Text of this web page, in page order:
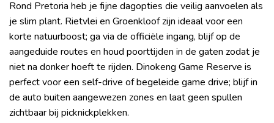
Rond Pretoria heb je fijne dagopties die veilig aanvoelen als
je slim plant. Rietvlei en Groenkloof zijn ideaal voor een
korte natuurboost; ga via de officiële ingang, blijf op de
aangeduide routes en houd poorttijden in de gaten zodat je
niet na donker hoeft te rijden. Dinokeng Game Reserve is
perfect voor een self-drive of begeleide game drive; blijf in
de auto buiten aangewezen zones en laat geen spullen
zichtbaar bij picknickplekken.